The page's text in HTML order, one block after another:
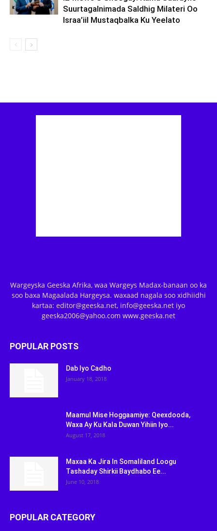
Suurtagalnimada Saldhig Milateri Oo
Israa’iil Mustaqbalka Ku Yeelato
Wargeyska Geeska Afrika, waa Wargeys Madax-banaan oo ka
soo baxa Magaalada Hargeysa. waxaad nagala soo xidhiidhi
kartaa: editor@geeska.net, info@geeska.net iyo
geeska2006@yahoo.com www.geeska.net
POPULAR POSTS
Dab Iyo Cadho
January 18, 2018
Maamul Mise Hoggaamiye: Qeexdooda,
Waxa Ay Ku Kala Duwan Yihiin Iyo...
August 17, 2018
Maxaa Ka Jira In Somaliland Loogu
Tashaday Shirkii Baydhabo Ee...
June 10, 2018
POPULAR CATEGORY